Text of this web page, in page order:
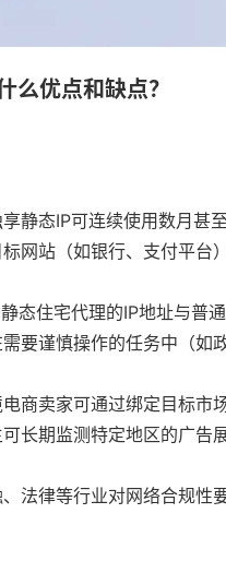
么优点和缺点？
享静态IP可连续使用数月甚
标网站（如银行、支付平台
静态住宅代理的IP地址与普
需要谨慎操作的任务中（如
电商卖家可通过绑定目标市
长期监测特定地区的广告
、法律等行业对网络合规性